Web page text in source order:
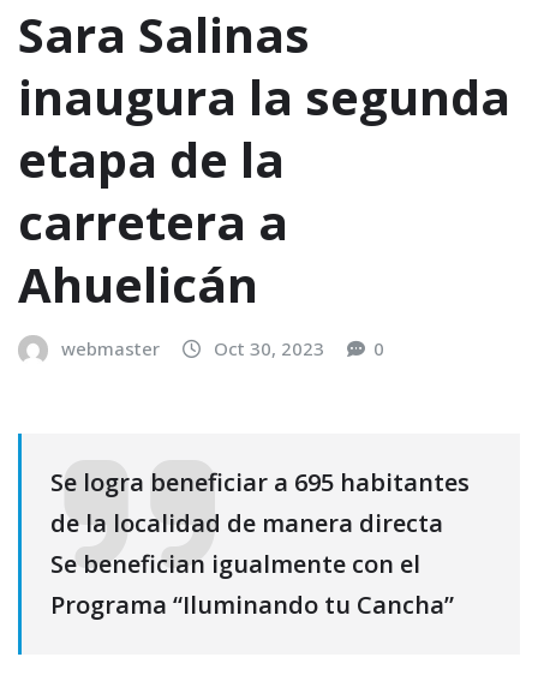
Sara Salinas
inaugura la segunda
etapa de la
carretera a
Ahuelicán
webmaster Oct 30, 2023 0
Se logra beneficiar a 695 habitantes
de la localidad de manera directa
Se benefician igualmente con el
Programa “Iluminando tu Cancha”